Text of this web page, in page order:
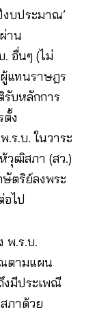
งบประมาณ’
าน
อื่นๆ (ไม่
แทนราษฎร
รับหลักการ
ตั้ง
.ร.บ. ในวาระ
วุฒิสภา (สว.)
ษัตริย์ลงพระ
อไป
พ.ร.บ.
ตามแผน
งมีประเพณี
ภาด้วย